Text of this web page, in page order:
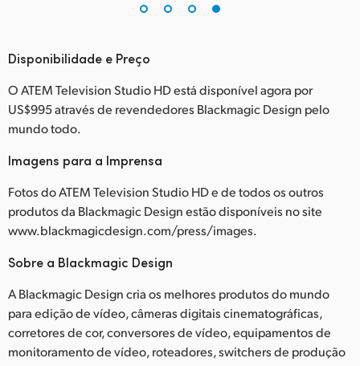
Disponibilidade e Preço
O ATEM Television Studio HD está disponível agora por
US$995 através de revendedores Blackmagic Design pelo
mundo todo.
Imagens para a Imprensa
Fotos do ATEM Television Studio HD e de todos os outros
produtos da Blackmagic Design estão disponíveis no site
www.blackmagicdesign.com/press/images.
Sobre a Blackmagic Design
A Blackmagic Design cria os melhores produtos do mundo
para edição de vídeo, câmeras digitais cinematográficas,
corretores de cor, conversores de vídeo, equipamentos de
monitoramento de vídeo, roteadores, switchers de produção